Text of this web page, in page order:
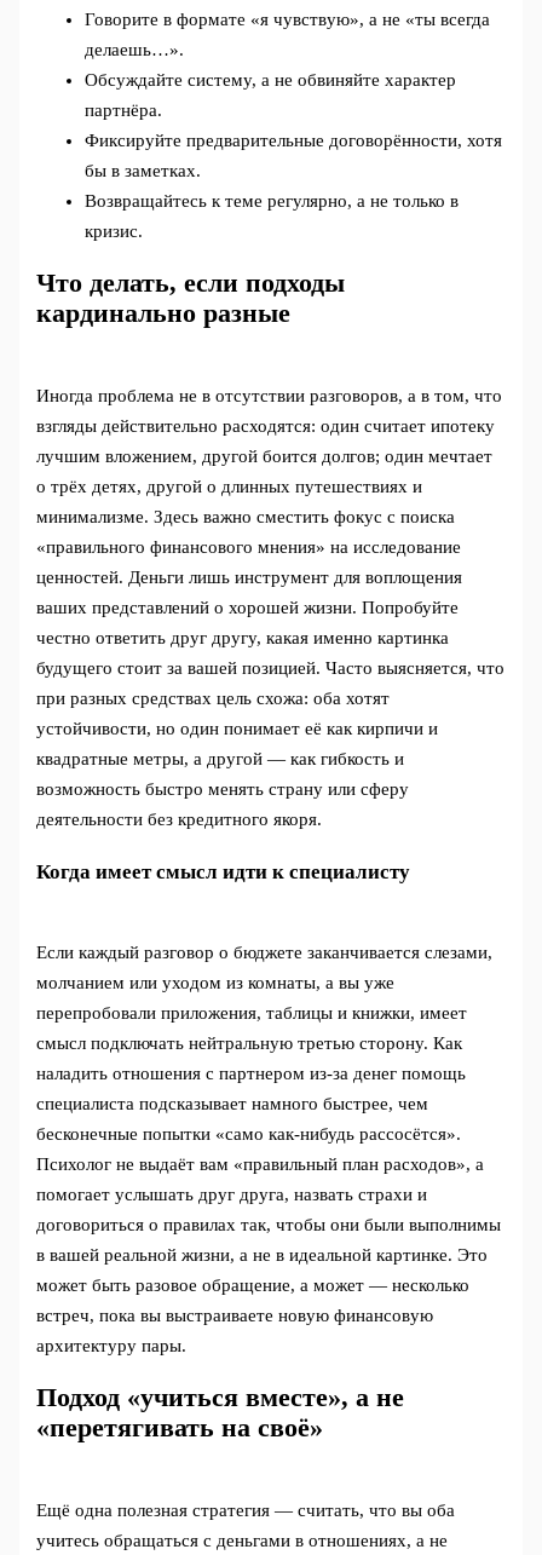
Говорите в формате «я чувствую», а не «ты всегда
делаешь…».
Обсуждайте систему, а не обвиняйте характер
партнёра.
Фиксируйте предварительные договорённости, хотя
бы в заметках.
Возвращайтесь к теме регулярно, а не только в
кризис.
Что делать, если подходы
кардинально разные
Иногда проблема не в отсутствии разговоров, а в том, что
взгляды действительно расходятся: один считает ипотеку
лучшим вложением, другой боится долгов; один мечтает
о трёх детях, другой о длинных путешествиях и
минимализме. Здесь важно сместить фокус с поиска
«правильного финансового мнения» на исследование
ценностей. Деньги лишь инструмент для воплощения
ваших представлений о хорошей жизни. Попробуйте
честно ответить друг другу, какая именно картинка
будущего стоит за вашей позицией. Часто выясняется, что
при разных средствах цель схожа: оба хотят
устойчивости, но один понимает её как кирпичи и
квадратные метры, а другой — как гибкость и
возможность быстро менять страну или сферу
деятельности без кредитного якоря.
Когда имеет смысл идти к специалисту
Если каждый разговор о бюджете заканчивается слезами,
молчанием или уходом из комнаты, а вы уже
перепробовали приложения, таблицы и книжки, имеет
смысл подключать нейтральную третью сторону. Как
наладить отношения с партнером из‑за денег помощь
специалиста подсказывает намного быстрее, чем
бесконечные попытки «само как‑нибудь рассосётся».
Психолог не выдаёт вам «правильный план расходов», а
помогает услышать друг друга, назвать страхи и
договориться о правилах так, чтобы они были выполнимы
в вашей реальной жизни, а не в идеальной картинке. Это
может быть разовое обращение, а может — несколько
встреч, пока вы выстраиваете новую финансовую
архитектуру пары.
Подход «учиться вместе», а не
«перетягивать на своё»
Ещё одна полезная стратегия — считать, что вы оба
учитесь обращаться с деньгами в отношениях, а не